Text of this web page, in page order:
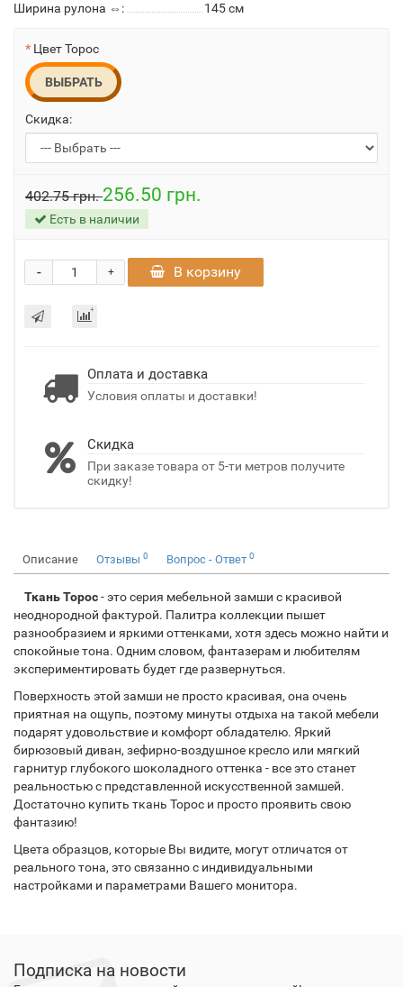
Ширина рулона ⇔:
145 см
Цвет Торос
ВЫБРАТЬ
Скидка:
402.75 грн.256.50 грн.
Есть в наличии
+
- В корзину
Оплата и доставка
Условия оплаты и доставки!
Скидка
При заказе товара от 5-ти метров получите
скидку!
Описание Отзывы 0 Вопрос - Ответ 0
Ткань Торос- это серия мебельной замши с красивой
неоднородной фактурой. Палитра коллекции пышет
разнообразием и яркими оттенками, хотя здесь можно найти и
спокойные тона. Одним словом, фантазерам и любителям
экспериментировать будет где развернуться.
Поверхность этой замши не просто красивая, она очень
приятная на ощупь, поэтому минуты отдыха на такой мебели
подарят удовольствие и комфорт обладателю. Яркий
бирюзовый диван, зефирно-воздушное кресло или мягкий
гарнитур глубокого шоколадного оттенка - все это станет
реальностью с представленной искусственной замшей.
Достаточно купить ткань Торос и просто проявить свою
фантазию!
Цвета образцов, которые Вы видите, могут отличатся от
реального тона, это связанно с индивидуальными
настройками и параметрами Вашего монитора.
Подписка на новости